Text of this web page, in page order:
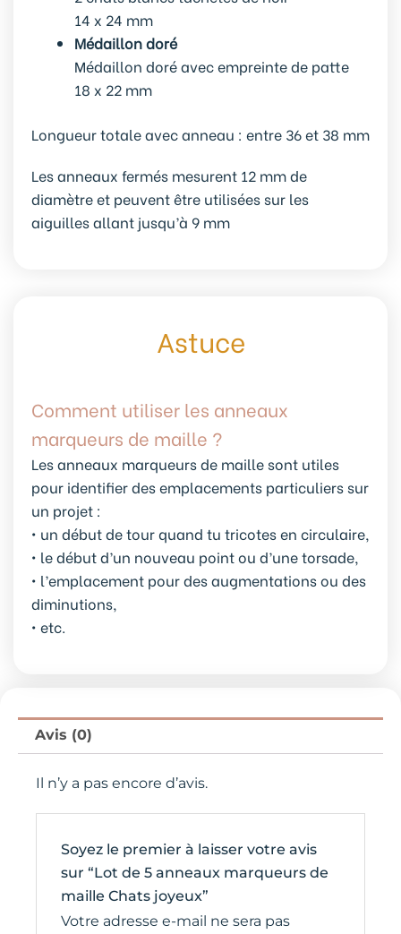
14 x 24 mm
Médaillon doré
Médaillon doré avec empreinte de patte
18 x 22 mm
Longueur totale avec anneau : entre 36 et 38 mm
Les anneaux fermés mesurent 12 mm de
diamètre et peuvent être utilisées sur les
aiguilles allant jusqu’à 9 mm
Astuce
Comment utiliser les anneaux
marqueurs de maille ?
Les anneaux marqueurs de maille sont utiles
pour identifier des emplacements particuliers sur
un projet :
• un début de tour quand tu tricotes en circulaire,
• le début d’un nouveau point ou d’une torsade,
• l’emplacement pour des augmentations ou des
diminutions,
• etc.
Avis (0)
Il n’y a pas encore d’avis.
Soyez le premier à laisser votre avis
sur “Lot de 5 anneaux marqueurs de
maille Chats joyeux”
Votre adresse e-mail ne sera pas